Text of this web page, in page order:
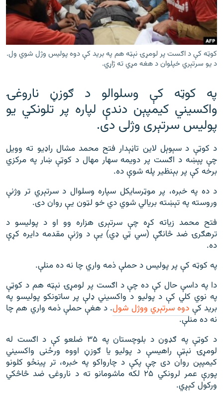
۱۴ ساعته راډیويي خپرونې
Gandhara
موږ وڅارئ
د ازادې اروپا راډیو ټولې ووبپاڼې
کوټه کې د اګست پر لومړۍ نېټه هم په برید کې دوه پولیس وژل شوي ول.
د یو سرتېري خپلوان د هغه مړي ته ژاړي.
په کوټه کې وسلوالو د ګوزڼ ناروغۍ
واکسیني کیمپېن دندې لپاره پر تلونکي یو
پولیس سرتېری وژلی دی.
د کوټې د سېوېل لاین تاڼېدار فتح محمد مشال راډیو ته وویل
چې پېښه د اګست پر دویمه سهار مهال د کوټې ښار په مرکزي
برخه کې پر بېنظیر پله شوې ده.
د ده په خبره، پر موټرسایکل سپاره وسلوال د سرتېري تر وژنې
وروسته په تېښته بریالي شوي دي خو لټون یې روان دی.
فتح محمد زیاته کړه چې سرتېری هزاره وو او د پولیسو د
ترهګرۍ ضد څانګې (سي ټي ډي) یې د وژنې مقدمه دایره کړې
ده.
په کوټه کې پر پولیس د حملې ذمه واري چا نه ده منلې.
دا په داسې حال کې ده چې د اګست پر لومړۍ نېټه هم د کوټې
په نوي کلي کې د پولیو د واکسیني ډلې پر ساتونکو پولیسو په
برید کې دوه سرتېري ووژل شول. د هغې حملې ذمه واري هم چا
نه ده منلې.
د کوټې په ګډون د بلوچستان په ۳۵ ضلعو کې د اګست له
لومړۍ نېټې راهیسې د پولیو یا ګوزڼ اووه ورځنی واکسیني
کیمپېن روان دی چې پکې د چارواکو په خبره، تر پینځو کلونو
پورې عمر لرونکي ۲۵ لکه ماشومانو ته د ناروغۍ ضد څاڅکي
ورکول کېږي.